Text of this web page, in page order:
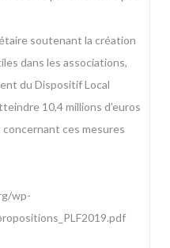
soutenant la création
dans les associations,
du Dispositif Local
10,4 millions d’euros
ces mesures
wp-